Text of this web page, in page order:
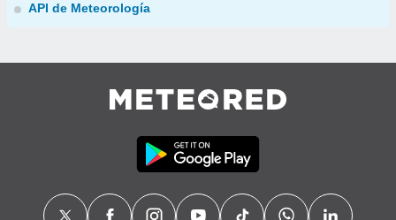
API de Meteorología